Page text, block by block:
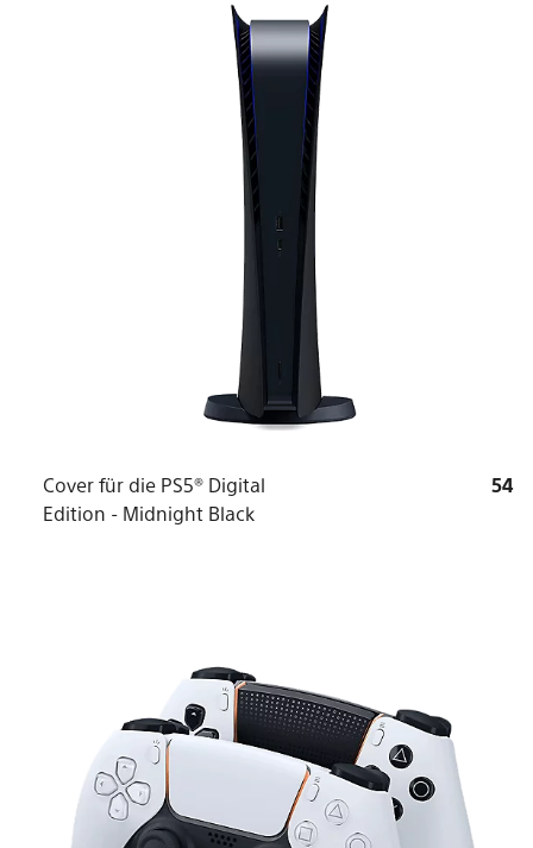
Cover für die PS5® Digital
Edition - Midnight Black
54